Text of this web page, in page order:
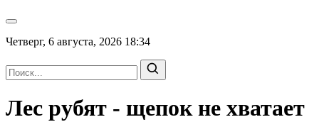
Четверг, 6 августа, 2026 18:34
Лес рубят - щепок не хватает